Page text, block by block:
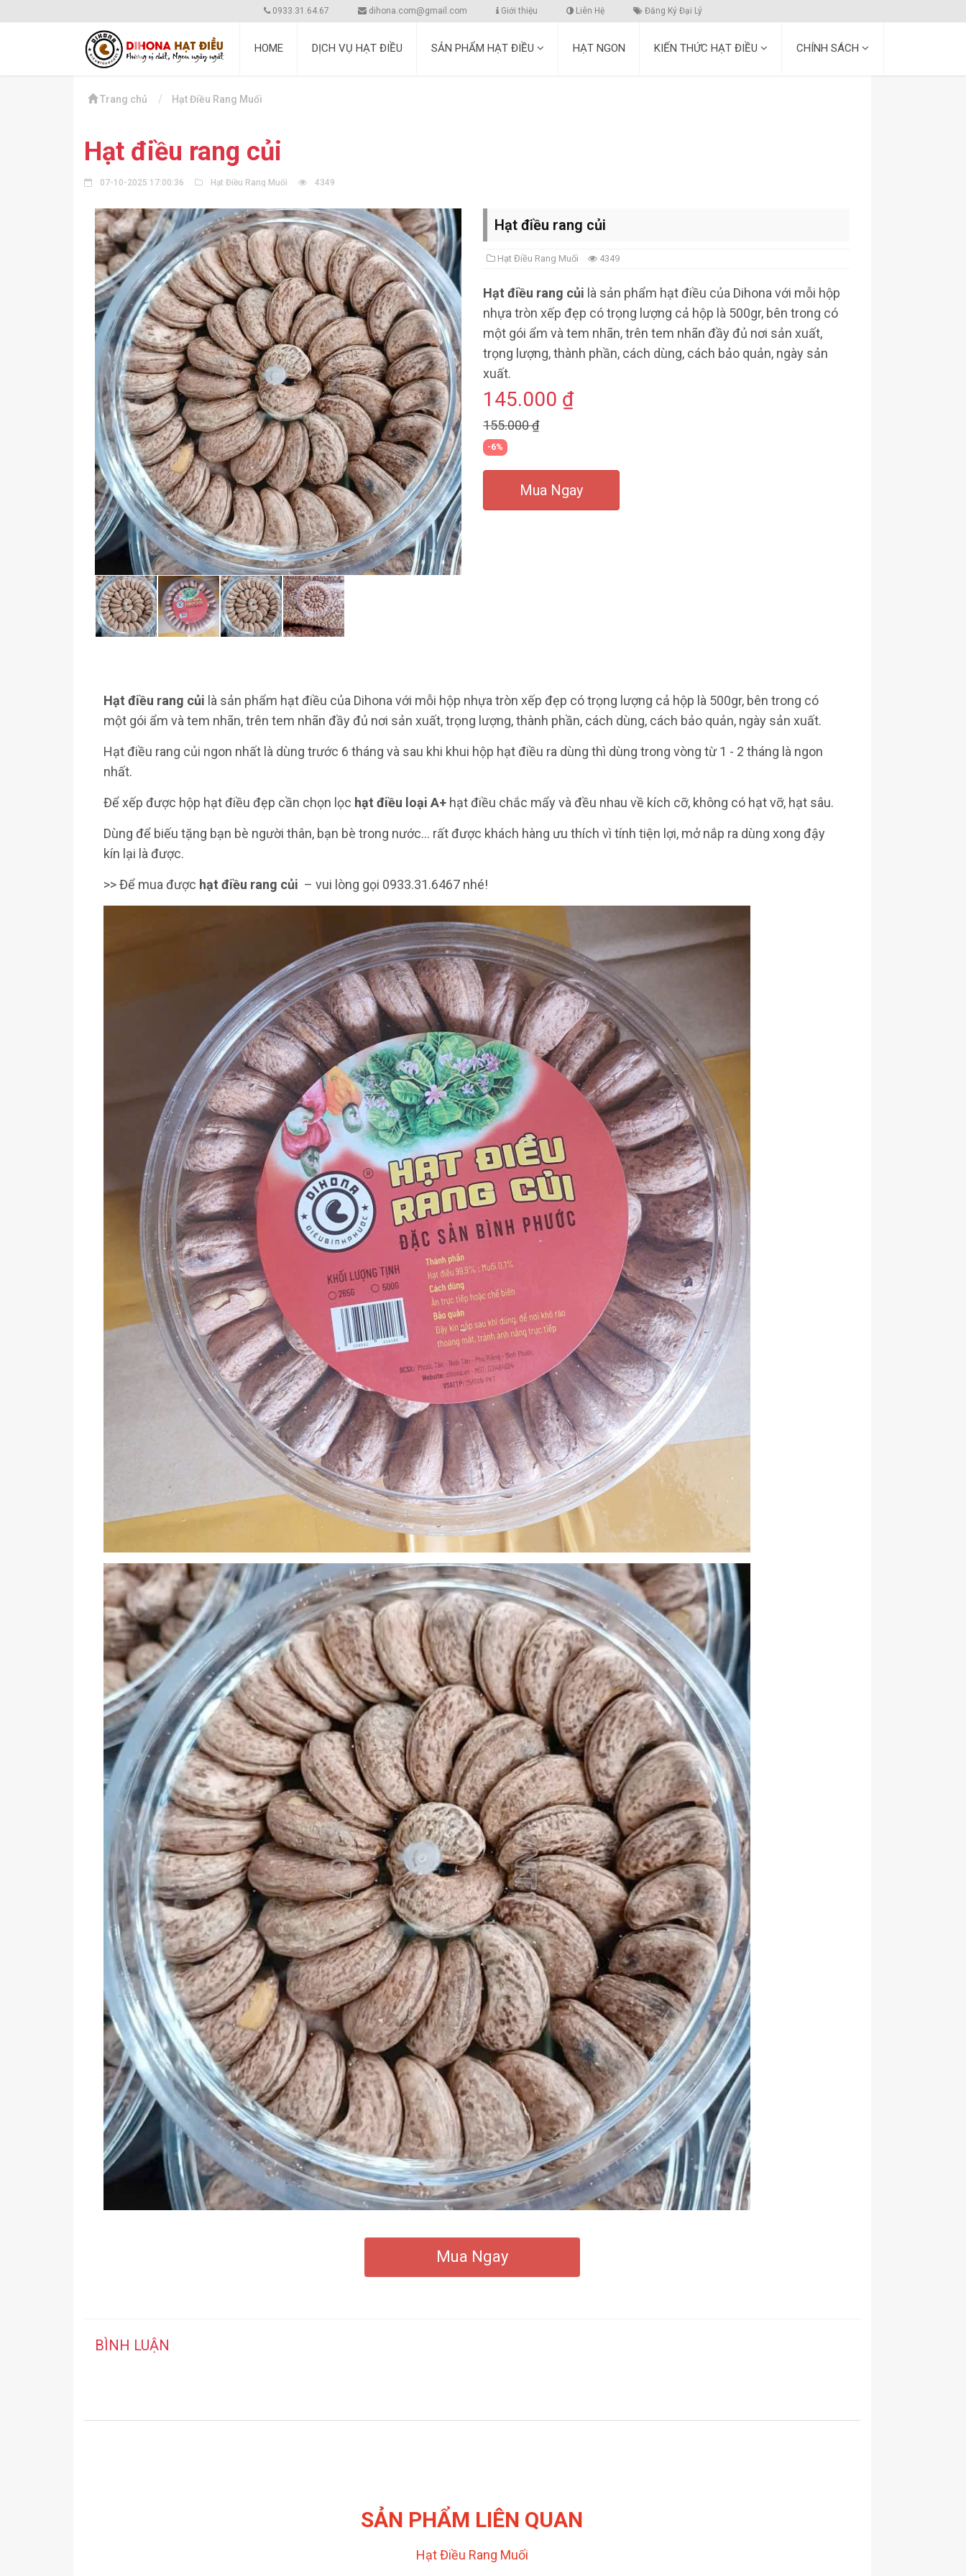
0933.31.64.67 dihona.com@gmail.com Giới thiệu Liên Hệ Đăng Ký Đại Lý
HOME DỊCH VỤ HẠT ĐIỀU SẢN PHẨM HẠT ĐIỀU HẠT NGON KIẾN THỨC HẠT ĐIỀU CHÍNH SÁCH
Trang chủ Hạt Điều Rang Muối
Hạt điều rang củi
07-10-2025 17:00:36 Hạt Điều Rang Muối 4349
Hạt điều rang củi
Hạt Điều Rang Muối 4349
Hạt điều rang củi là sản phẩm hạt điều của Dihona với mỗi hộp
nhựa tròn xếp đẹp có trọng lượng cả hộp là 500gr, bên trong có
một gói ẩm và tem nhãn, trên tem nhãn đầy đủ nơi sản xuất,
trọng lượng, thành phần, cách dùng, cách bảo quản, ngày sản
xuất.
145.000 ₫
155.000 ₫
-6%
Mua Ngay
Hạt điều rang củi là sản phẩm hạt điều của Dihona với mỗi hộp nhựa tròn xếp đẹp có trọng lượng cả hộp là 500gr, bên trong có
một gói ẩm và tem nhãn, trên tem nhãn đầy đủ nơi sản xuất, trọng lượng, thành phần, cách dùng, cách bảo quản, ngày sản xuất.
Hạt điều rang củi ngon nhất là dùng trước 6 tháng và sau khi khui hộp hạt điều ra dùng thì dùng trong vòng từ 1 - 2 tháng là ngon
nhất.
Để xếp được hộp hạt điều đẹp cần chọn lọc hạt điều loại A+ hạt điều chắc mẩy và đều nhau về kích cỡ, không có hạt vỡ, hạt sâu.
Dùng để biếu tặng bạn bè người thân, bạn bè trong nước... rất được khách hàng ưu thích vì tính tiện lợi, mở nắp ra dùng xong đậy
kín lại là được.
>> Để mua được hạt điều rang củi – vui lòng gọi 0933.31.6467 nhé!
Mua Ngay
BÌNH LUẬN
SẢN PHẨM LIÊN QUAN
Hạt Điều Rang Muối